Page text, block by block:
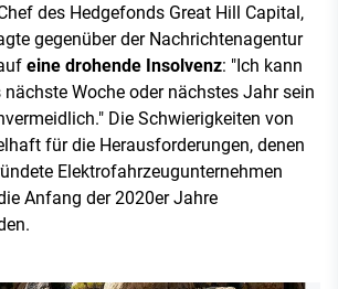
des Hedgefonds Great Hill Capital,
gegenüber der Nachrichtenagentur
eine drohende Insolvenz: "Ich kann
nächste Woche oder nächstes Jahr sein
Die Schwierigkeiten von
für die Herausforderungen, denen
Elektrofahrzeugunternehmen
Anfang der 2020er Jahre